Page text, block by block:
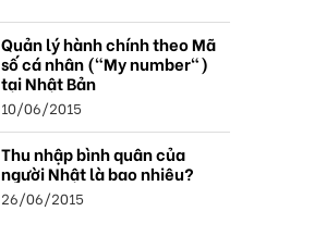
Quản lý hành chính theo Mã
số cá nhân ("My number")
tại Nhật Bản
10/06/2015
Thu nhập bình quân của
người Nhật là bao nhiêu?
26/06/2015